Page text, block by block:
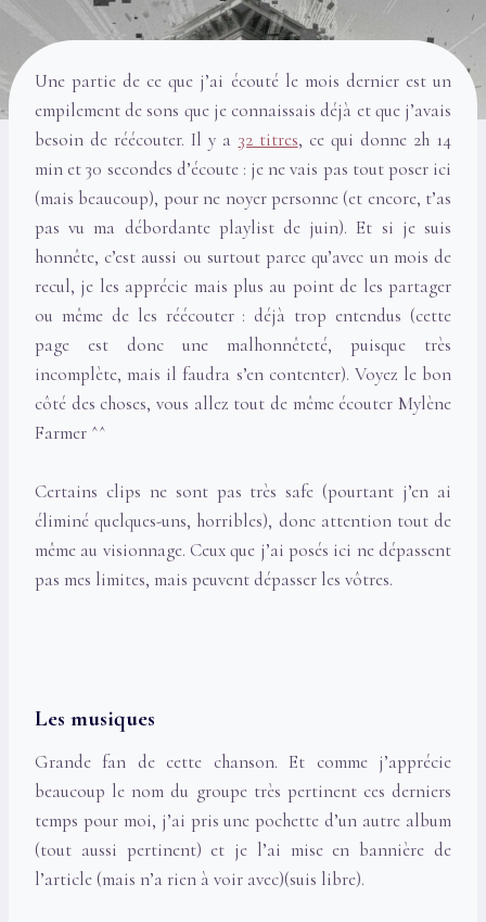
Une partie de ce que j’ai écouté le mois dernier est un
empilement de sons que je connaissais déjà et que j’avais
besoin de réécouter. Il y a 32 titres, ce qui donne 2h 14
min et 30 secondes d’écoute : je ne vais pas tout poser ici
(mais beaucoup), pour ne noyer personne (et encore, t’as
pas vu ma débordante playlist de juin). Et si je suis
honnête, c’est aussi ou surtout parce qu’avec un mois de
recul, je les apprécie mais plus au point de les partager
ou même de les réécouter : déjà trop entendus (cette
page est donc une malhonnêteté, puisque très
incomplète, mais il faudra s’en contenter). Voyez le bon
côté des choses, vous allez tout de même écouter Mylène
Farmer ^^
Certains clips ne sont pas très safe (pourtant j’en ai
éliminé quelques-uns, horribles), donc attention tout de
même au visionnage. Ceux que j’ai posés ici ne dépassent
pas mes limites, mais peuvent dépasser les vôtres.
Les musiques
Grande fan de cette chanson. Et comme j’apprécie
beaucoup le nom du groupe très pertinent ces derniers
temps pour moi, j’ai pris une pochette d’un autre album
(tout aussi pertinent) et je l’ai mise en bannière de
l’article (mais n’a rien à voir avec)(suis libre).